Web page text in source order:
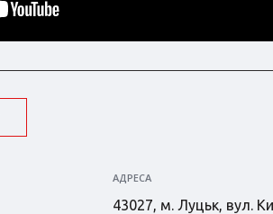
АДРЕСА
43027, м. Луцьк, вул.